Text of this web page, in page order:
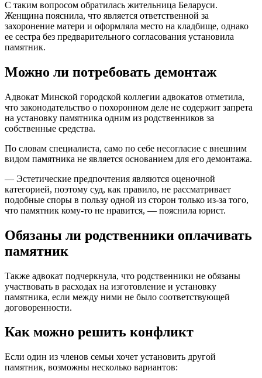
С таким вопросом обратилась жительница Беларуси.
Женщина пояснила, что является ответственной за
захоронение матери и оформляла место на кладбище, однако
ее сестра без предварительного согласования установила
памятник.
Можно ли потребовать демонтаж
Адвокат Минской городской коллегии адвокатов отметила,
что законодательство о похоронном деле не содержит запрета
на установку памятника одним из родственников за
собственные средства.
По словам специалиста, само по себе несогласие с внешним
видом памятника не является основанием для его демонтажа.
— Эстетические предпочтения являются оценочной
категорией, поэтому суд, как правило, не рассматривает
подобные споры в пользу одной из сторон только из-за того,
что памятник кому-то не нравится, — пояснила юрист.
Обязаны ли родственники оплачивать
памятник
Также адвокат подчеркнула, что родственники не обязаны
участвовать в расходах на изготовление и установку
памятника, если между ними не было соответствующей
договоренности.
Как можно решить конфликт
Если один из членов семьи хочет установить другой
памятник, возможны несколько вариантов: